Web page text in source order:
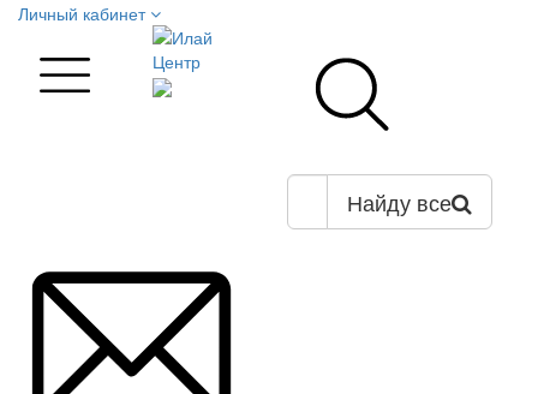
Личный кабинет
Найду все